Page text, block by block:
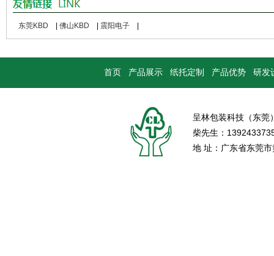
东莞KBD 佛山KBD 震阳电子
首页 产品展示 纸托定制 产品优势 研发
呈林包装科技（东
柴先生：
地 址：广东省东莞